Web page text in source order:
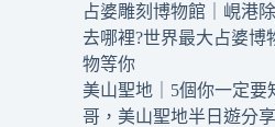
占婆雕刻博物館｜峴港
去哪裡?世界最大占婆博
物等你
美山聖地｜5個你一定要
哥，美山聖地半日遊分享